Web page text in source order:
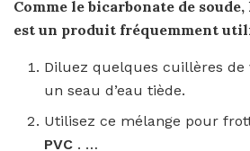
Comme le bicarbonate de
est un produit fréquemment
Diluez quelques cuillères de
un seau d’eau tiède.
Utilisez ce mélange pour
PVC . …